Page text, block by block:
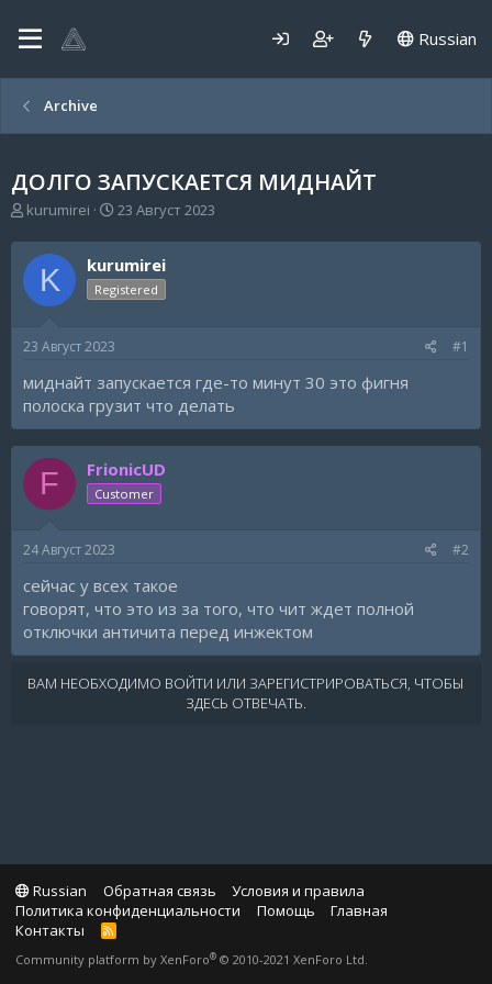
Russian
Archive
ДОЛГО ЗАПУСКАЕТСЯ МИДНАЙТ
А
т
о
р
т
м
kurumirei
Д
т
а
н
а
23 Август 2023
K kurumirei
Registered
23 Август 2023 #1
миднайт запускается где-то минут 30 это фигня
полоска грузит что делать
F FrionicUD
Customer
24 Август 2023 #2
сейчас у всех такое
говорят, что это из за того, что чит ждет полной
отключки античита перед инжектом
ВАМ НЕОБХОДИМО ВОЙТИ ИЛИ ЗАРЕГИСТРИРОВАТЬСЯ, ЧТОБЫ
ЗДЕСЬ ОТВЕЧАТЬ.
Russian Обратная связь
Условия и правила
Политика конфиденциальности
Помощь
Главная
Контакты
R
S
Community platform by XenForo® © 2010-2021 XenForo Ltd.